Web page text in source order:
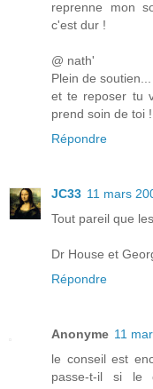
reprenne mon
c'est dur !
@ nath'
Plein de
et te reposer tu
prend soin de toi !
Répondre
JC33 11 mars
Tout pareil que les
Dr House et
Répondre
Anonyme 11
le conseil est
passe-t-il si le